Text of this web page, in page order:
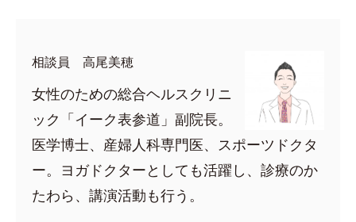
相談員 高尾美穂
女性のための総合ヘルスクリニ
ック「イーク表参道」副院長。
医学博士、産婦人科専門医、スポーツドクタ
ー。ヨガドクターとしても活躍し、診療のか
たわら、講演活動も行う。